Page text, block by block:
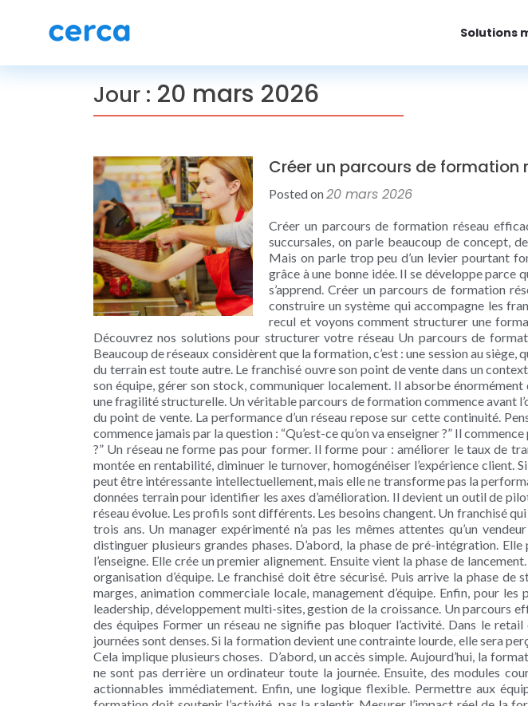
Solutions
Jour : 20 mars 2026
Créer un parcours de formation
Posted on20 mars 2026
Créer un parcours de formation réseau
succursales, on parle beaucoup de concept,
Mais on parle trop peu d’un levier pourtant
grâce à une bonne idée. Il se développe parce
s’apprend. Créer un parcours de formation
construire un système qui accompagne les
recul et voyons comment structurer une
Découvrez nos solutions pour structurer votre réseau Un parcours de
Beaucoup de réseaux considèrent que la formation, c’est : une session au
du terrain est toute autre. Le franchisé ouvre son point de vente dans un
son équipe, gérer son stock, communiquer localement. Il absorbe
une fragilité structurelle. Un véritable parcours de formation commence avant
du point de vente. La performance d’un réseau repose sur cette continuité.
commence jamais par la question : “Qu’est-ce qu’on va enseigner ?” Il
?” Un réseau ne forme pas pour former. Il forme pour : améliorer le taux de
montée en rentabilité, diminuer le turnover, homogénéiser l’expérience client.
peut être intéressante intellectuellement, mais elle ne transforme pas la
données terrain pour identifier les axes d’amélioration. Il devient un outil de
réseau évolue. Les profils sont différents. Les besoins changent. Un franchisé
trois ans. Un manager expérimenté n’a pas les mêmes attentes qu’un
distinguer plusieurs grandes phases. D’abord, la phase de pré-intégration.
l’enseigne. Elle crée un premier alignement. Ensuite vient la phase de
organisation d’équipe. Le franchisé doit être sécurisé. Puis arrive la phase
marges, animation commerciale locale, management d’équipe. Enfin, pour
leadership, développement multi-sites, gestion de la croissance. Un
des équipes Former un réseau ne signifie pas bloquer l’activité. Dans le
journées sont denses. Si la formation devient une contrainte lourde, elle sera
Cela implique plusieurs choses. D’abord, un accès simple. Aujourd’hui, la
ne sont pas derrière un ordinateur toute la journée. Ensuite, des modules
actionnables immédiatement. Enfin, une logique flexible. Permettre aux